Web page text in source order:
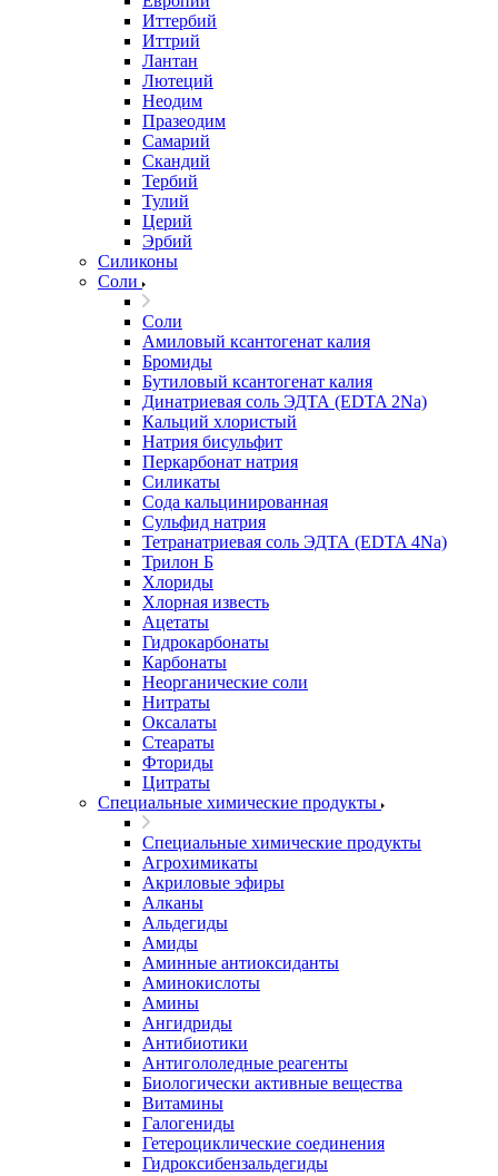
Иттербий
Иттрий
Лантан
Лютеций
Неодим
Празеодим
Самарий
Скандий
Тербий
Тулий
Церий
Эрбий
Силиконы
Соли
Соли
Амиловый ксантогенат калия
Бромиды
Бутиловый ксантогенат калия
Динатриевая соль ЭДТА (EDTA 2Na)
Кальций хлористый
Натрия бисульфит
Перкарбонат натрия
Силикаты
Сода кальцинированная
Сульфид натрия
Тетранатриевая соль ЭДТА (EDTA 4Na)
Трилон Б
Хлориды
Хлорная известь
Ацетаты
Гидрокарбонаты
Карбонаты
Неорганические соли
Нитраты
Оксалаты
Стеараты
Фториды
Цитраты
Специальные химические продукты
Специальные химические продукты
Агрохимикаты
Акриловые эфиры
Алканы
Альдегиды
Амиды
Аминные антиоксиданты
Аминокислоты
Амины
Ангидриды
Антибиотики
Антигололедные реагенты
Биологически активные вещества
Витамины
Галогениды
Гетероциклические соединения
Гидроксибензальдегиды